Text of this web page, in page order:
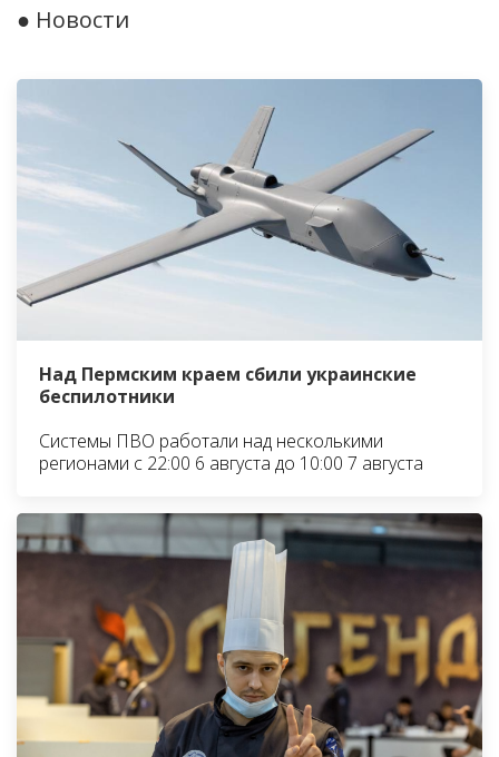
● Новости
Над Пермским краем сбили украинские
беспилотники
Системы ПВО работали над несколькими
регионами с 22:00 6 августа до 10:00 7 августа